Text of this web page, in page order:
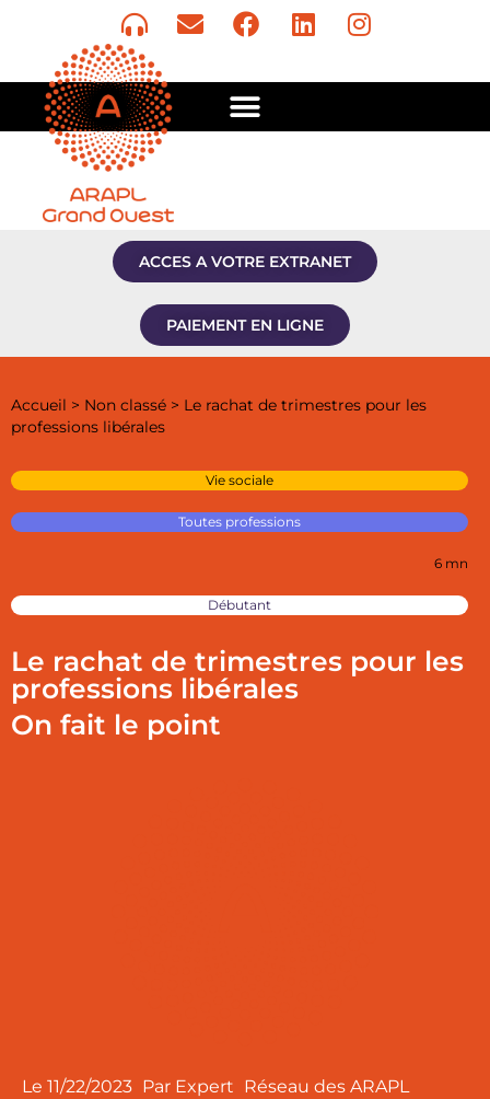
ACCES A VOTRE EXTRANET
PAIEMENT EN LIGNE
Accueil > Non classé > Le rachat de trimestres pour les
professions libérales
Vie sociale
Toutes professions
6 mn
Débutant
Le rachat de trimestres pour les
professions libérales
On fait le point
Le 11/22/2023 Par Expert Réseau des ARAPL